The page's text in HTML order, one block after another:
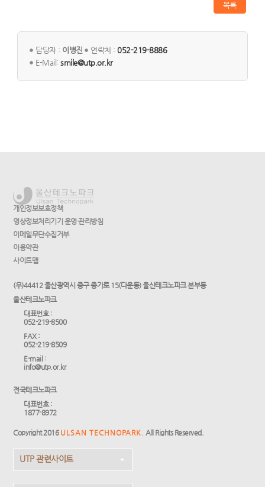
목록
담당자 : 이병진 연락처 :052-219-8886
E-Mail:smile@utp.or.kr
개인정보보호정책
영상정보처리기기 운영·관리방침
이메일무단수집거부
이용약관
사이트맵
(우)44412 울산광역시 중구 종가로 15(다운동) 울산테크노파크 본부동
울산테크노파크
대표번호 :
052-219-8500
FAX :
052-219-8509
E-mail :
info@utp.or.kr
전국테크노파크
대표번호 :
1877-8972
Copyright 2016 ULSAN TECHNOPARK. All Rights Reserved.
UTP 관련사이트